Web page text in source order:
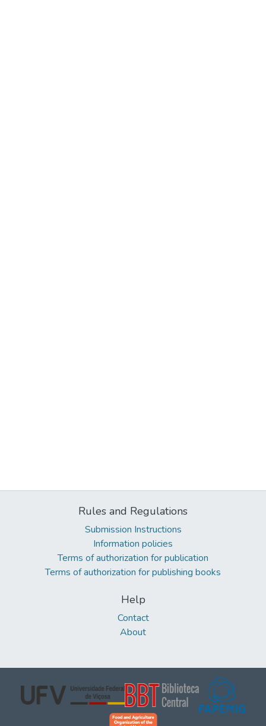
Rules and Regulations
Submission Instructions
Information policies
Terms of authorization for publication
Terms of authorization for publishing books
Help
Contact
About